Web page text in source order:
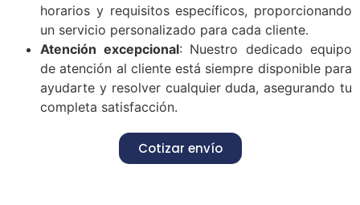
horarios y requisitos específicos, proporcionando
un servicio personalizado para cada cliente.
Atención excepcional: Nuestro dedicado equipo
de atención al cliente está siempre disponible para
ayudarte y resolver cualquier duda, asegurando tu
completa satisfacción.
Cotizar envío